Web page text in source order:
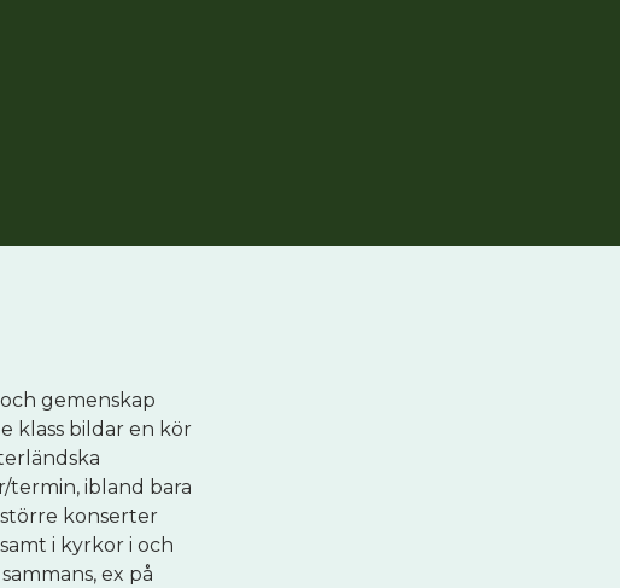
gemenskap
klass bildar en kör
termin, ibland bara
konserter
i kyrkor i och
ex på